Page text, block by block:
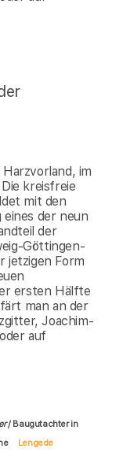
im
kreisfreie
mit den
der neun
der
Göttingen-
jetzigen Form
ersten Hälfte
man an der
Joachim-
auf
/ Baugutachter in
Lengede